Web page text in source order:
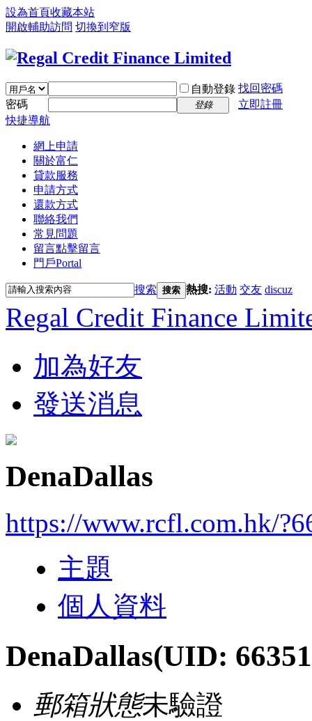
設為首頁收藏本站
開啟輔助訪問 切換到窄版
自動登錄 找回密碼
密碼
登錄
立即註冊
快捷導航
網上申請
關於富仁
貸款服務
申請方式
還款方式
聯絡我們
常見問題
留言點擊留言
門戶Portal
搜索 搜索 熱搜: 活動 交友 discuz
Regal Credit Finance
加為好友
發送消息
DenaDallas
https://www.rcfl.com.hk/
主題
個人資料
DenaDallas(UID:
郵箱狀態未驗證